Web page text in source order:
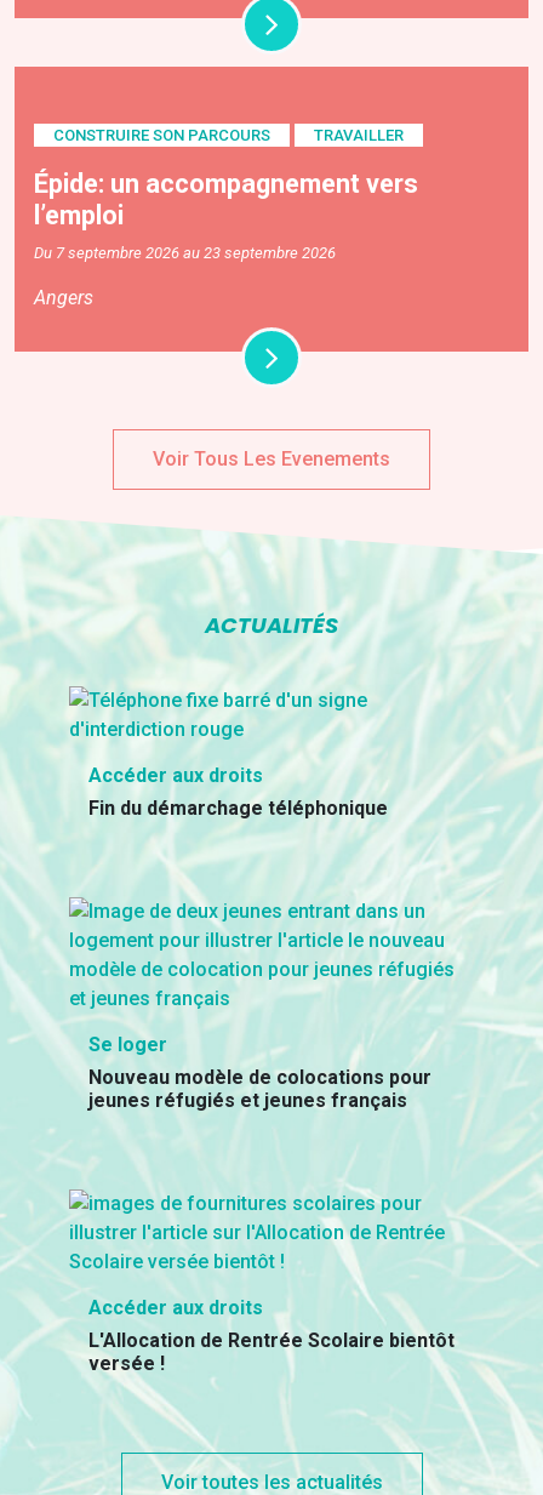
CONSTRUIRE SON PARCOURS TRAVAILLER
Épide: un accompagnement vers
l’emploi
Du 7 septembre 2026 au 23 septembre 2026
Angers
Voir Tous Les Evenements
ACTUALITÉS
Accéder aux droits
Fin du démarchage téléphonique
Se loger
Nouveau modèle de colocations pour
jeunes réfugiés et jeunes français
Accéder aux droits
L'Allocation de Rentrée Scolaire bientôt
versée !
Voir toutes les actualités